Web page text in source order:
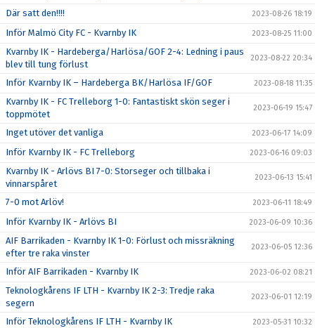
Där satt den!!!! 2023-08-26 18:19
Inför Malmö City FC - Kvarnby IK 2023-08-25 11:00
Kvarnby IK - Hardeberga/Harlösa/GOF 2-4: Ledning i paus
blev till tung förlust
2023-08-22 20:34
Inför Kvarnby IK – Hardeberga BK/Harlösa IF/GOF 2023-08-18 11:35
Kvarnby IK - FC Trelleborg 1-0: Fantastiskt skön seger i
toppmötet
2023-06-19 15:47
Inget utöver det vanliga 2023-06-17 14:09
Inför Kvarnby IK - FC Trelleborg 2023-06-16 09:03
Kvarnby IK - Arlövs BI 7-0: Storseger och tillbaka i
vinnarspåret
2023-06-13 15:41
7-0 mot Arlöv! 2023-06-11 18:49
Inför Kvarnby IK - Arlövs BI 2023-06-09 10:36
AIF Barrikaden - Kvarnby IK 1-0: Förlust och missräkning
efter tre raka vinster
2023-06-05 12:36
Inför AIF Barrikaden - Kvarnby IK 2023-06-02 08:21
Teknologkårens IF LTH - Kvarnby IK 2-3: Tredje raka
segern
2023-06-01 12:19
Inför Teknologkårens IF LTH - Kvarnby IK 2023-05-31 10:32